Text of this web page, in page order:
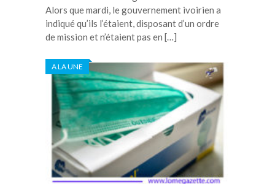
Alors que mardi, le gouvernement ivoirien a
indiqué qu’ils l’étaient, disposant d’un ordre
de mission et n’étaient pas en […]
A LA UNE